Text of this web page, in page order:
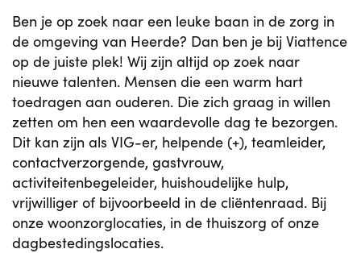
Ben je op zoek naar een leuke baan in de zorg in
de omgeving van Heerde? Dan ben je bij Viattence
op de juiste plek! Wij zijn altijd op zoek naar
nieuwe talenten. Mensen die een warm hart
toedragen aan ouderen. Die zich graag in willen
zetten om hen een waardevolle dag te bezorgen.
Dit kan zijn als VIG-er, helpende (+), teamleider,
contactverzorgende, gastvrouw,
activiteitenbegeleider, huishoudelijke hulp,
vrijwilliger of bijvoorbeeld in de cliëntenraad. Bij
onze woonzorglocaties, in de thuiszorg of onze
dagbestedingslocaties.